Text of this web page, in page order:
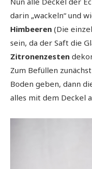
darin „wackeln“ und
Himbeeren (Die
sein, da der Saft die
Zitronenzesten
Zum Befüllen zunächst
Boden geben, dann
alles mit dem Deckel